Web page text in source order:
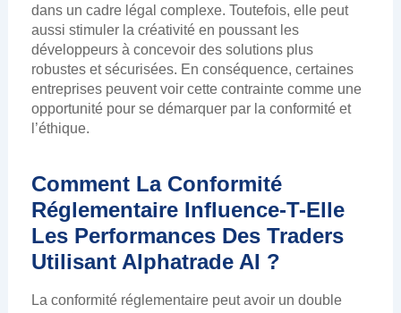
dans un cadre légal complexe. Toutefois, elle peut
aussi stimuler la créativité en poussant les
développeurs à concevoir des solutions plus
robustes et sécurisées. En conséquence, certaines
entreprises peuvent voir cette contrainte comme une
opportunité pour se démarquer par la conformité et
l’éthique.
Comment La Conformité
Réglementaire Influence-T-Elle
Les Performances Des Traders
Utilisant Alphatrade AI ?
La conformité réglementaire peut avoir un double